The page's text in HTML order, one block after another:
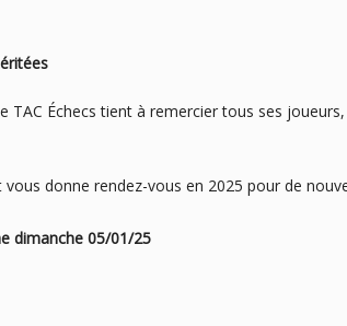
Échecs tient à remercier tous ses
vous donne rendez-vous en 2025 pour de
dimanche 05/01/25